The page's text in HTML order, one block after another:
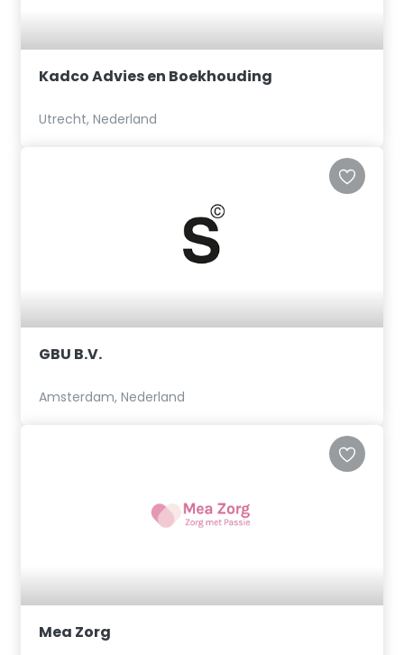
Kadco Advies en Boekhouding
Utrecht, Nederland
GBU B.V.
Amsterdam, Nederland
Mea Zorg